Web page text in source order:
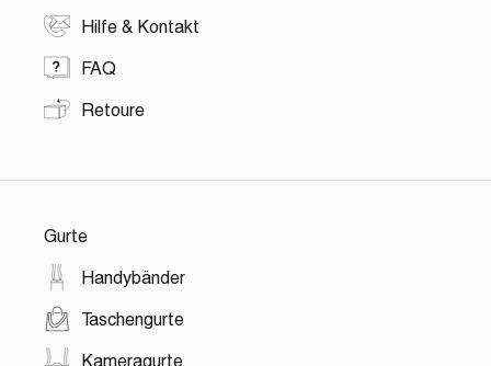
Hilfe & Kontakt
FAQ
Retoure
Gurte
Handybänder
Taschengurte
Kameragurte